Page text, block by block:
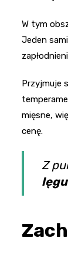
W tym
Jeden
Przyjmuje
mięsne,
cenę.
Z